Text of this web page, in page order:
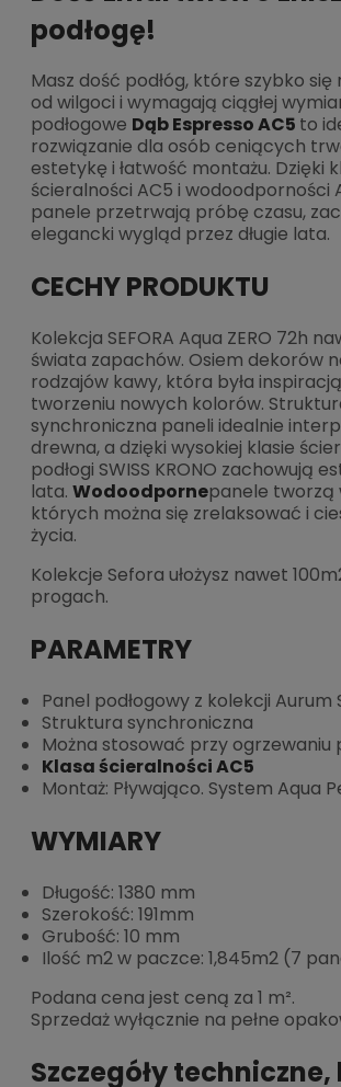
podłogę!
Masz dość podłóg, które szybko się
od wilgoci i wymagają ciągłej
podłogowe Dąb Espresso AC5 to
rozwiązanie dla osób ceniących
estetykę i łatwość montażu. Dzięki
ścieralności AC5 i wodoodporności
panele przetrwają próbę czasu,
elegancki wygląd przez długie lata.
CECHY PRODUKTU
Kolekcja SEFORA Aqua ZERO 72h
świata zapachów. Osiem dekorów
rodzajów kawy, która była
tworzeniu nowych kolorów.
synchroniczna paneli idealnie
drewna, a dzięki wysokiej klasie
podłogi SWISS KRONO zachowują
lata. Wodoodpornepanele tworzą
których można się zrelaksować i
życia.
Kolekcje Sefora ułożysz nawet
progach.
PARAMETRY
Panel podłogowy z kolekcji Aurum
Struktura synchroniczna
Można stosować przy ogrzewaniu
Klasa ścieralności AC5
Montaż: Pływająco. System Aqua
WYMIARY
Długość: 1380 mm
Szerokość: 191mm
Grubość: 10 mm
Ilość m2 w paczce: 1,845m2 (7
Podana cena jest ceną za 1 m².
Sprzedaż wyłącznie na pełne
Szczegóły